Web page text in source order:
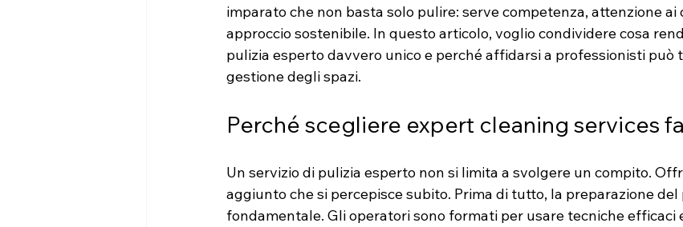
imparato che non basta solo pulire: serve competenza, attenzione ai
approccio sostenibile. In questo articolo, voglio condividere cosa
pulizia esperto davvero unico e perché affidarsi a professionisti può
gestione degli spazi.
Perché scegliere expert cleaning services
Un servizio di pulizia esperto non si limita a svolgere un compito.
aggiunto che si percepisce subito. Prima di tutto, la preparazione del
fondamentale. Gli operatori sono formati per usare tecniche efficaci